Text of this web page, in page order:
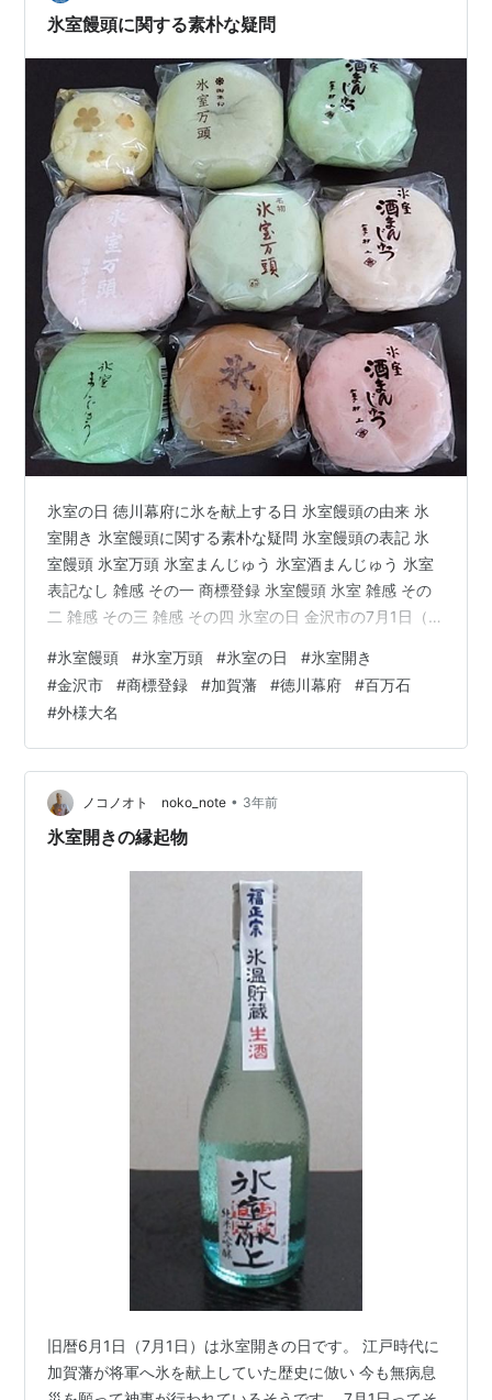
いに行くこともなかったのですが、昨年頂いた…
氷室饅頭に関する素朴な疑問
氷室の日 徳川幕府に氷を献上する日 氷室饅頭の由来 氷
室開き 氷室饅頭に関する素朴な疑問 氷室饅頭の表記 氷
室饅頭 氷室万頭 氷室まんじゅう 氷室酒まんじゅう 氷室
表記なし 雑感 その一 商標登録 氷室饅頭 氷室 雑感 その
二 雑感 その三 雑感 その四 氷室の日 金沢市の7月1日（旧
無病息災を祈る日で、この日の前後には推しのお店の商
品を配ったり、また頂いたりと、氷室饅頭を見ない日は
ありません。 この時期の金沢市民はご飯より氷室饅頭を
食べる量が多い＝一日三食氷室饅頭とも言われています
（笑） 今回は氷室饅頭自体の味や種類についてのブログ
ではあ…
#氷室饅頭 #氷室万頭 #氷室の日 #氷室開き
#金沢市 #商標登録 #加賀藩 #徳川幕府 #百万石
#外様大名
ノコノオト noko_note • 3年前
氷室開きの縁起物
旧暦6月1日（7月1日）は氷室開きの日です。 江戸時代に
加賀藩が将軍へ氷を献上していた歴史に倣い 今も無病息